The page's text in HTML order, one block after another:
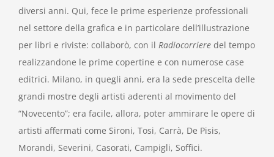
diversi anni. Qui, fece le prime esperienze professionali
nel settore della grafica e in particolare dell’illustrazione
per libri e riviste: collaborò, con il Radiocorriere del tempo
realizzandone le prime copertine e con numerose case
editrici. Milano, in quegli anni, era la sede prescelta delle
grandi mostre degli artisti aderenti al movimento del
“Novecento”; era facile, allora, poter ammirare le opere di
artisti affermati come Sironi, Tosi, Carrà, De Pisis,
Morandi, Severini, Casorati, Campigli, Soffici.